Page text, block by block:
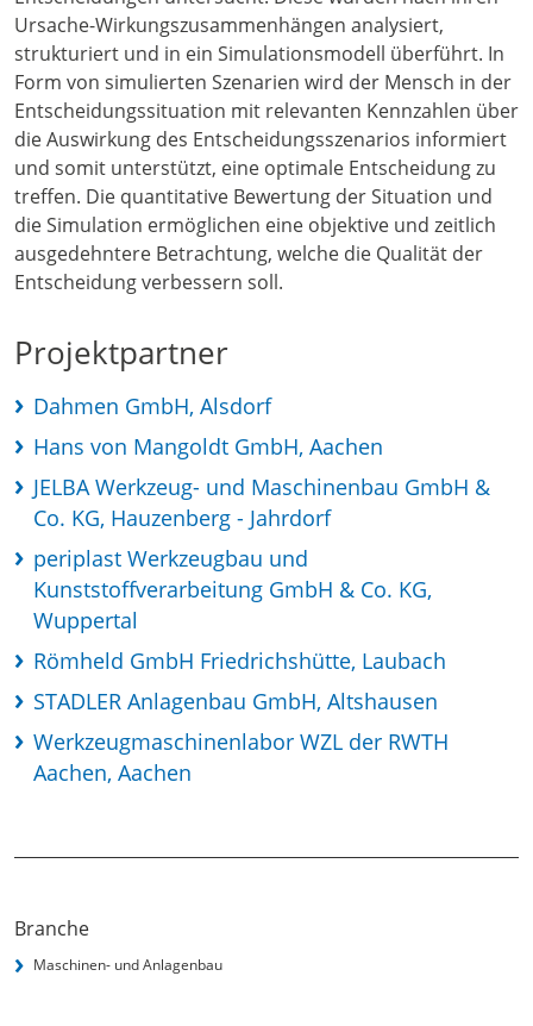
Ursache-Wirkungszusammenhängen analysiert,
strukturiert und in ein Simulationsmodell überführt. In
Form von simulierten Szenarien wird der Mensch in der
Entscheidungssituation mit relevanten Kennzahlen über
die Auswirkung des Entscheidungsszenarios informiert
und somit unterstützt, eine optimale Entscheidung zu
treffen. Die quantitative Bewertung der Situation und
die Simulation ermöglichen eine objektive und zeitlich
ausgedehntere Betrachtung, welche die Qualität der
Entscheidung verbessern soll.
Projektpartner
Dahmen GmbH, Alsdorf
Hans von Mangoldt GmbH, Aachen
JELBA Werkzeug- und Maschinenbau GmbH &
Co. KG, Hauzenberg - Jahrdorf
periplast Werkzeugbau und
Kunststoffverarbeitung GmbH & Co. KG,
Wuppertal
Römheld GmbH Friedrichshütte, Laubach
STADLER Anlagenbau GmbH, Altshausen
Werkzeugmaschinenlabor WZL der RWTH
Aachen, Aachen
Branche
Maschinen- und Anlagenbau